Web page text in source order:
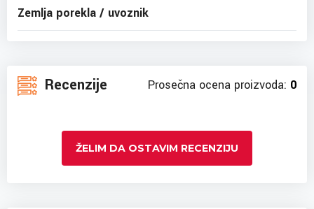
Zemlja porekla / uvoznik
Recenzije Prosečna ocena proizvoda: 0
ŽELIM DA OSTAVIM RECENZIJU